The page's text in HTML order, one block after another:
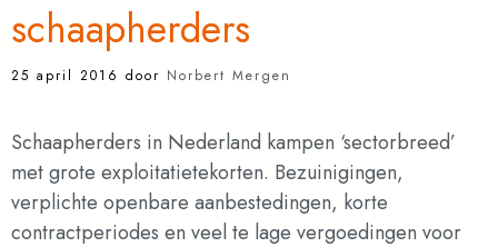
schaapherders
25 april 2016 door Norbert Mergen
Schaapherders in Nederland kampen ‘sectorbreed’
met grote exploitatietekorten. Bezuinigingen,
verplichte openbare aanbestedingen, korte
contractperiodes en veel te lage vergoedingen voor